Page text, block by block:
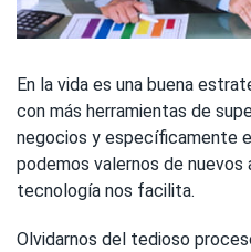
En la vida es una buena
con más herramientas de
negocios y específicamente
podemos valernos de nuevos
tecnología nos facilita.
Olvidarnos del tedioso